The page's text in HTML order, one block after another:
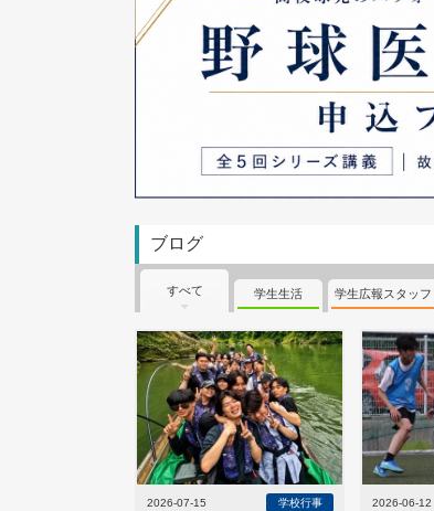
ブログ
すべて 学生生活 学生広報スタッフ
2026-07-15 学校行事 2026-06-12